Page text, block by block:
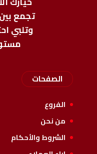
تجمع
وتلبي
الصفحات
الفروع
من نحن
الشروط والأحكام